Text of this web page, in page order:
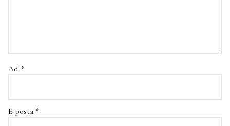
Ad *
E-posta *